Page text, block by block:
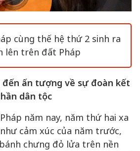
cùng thế hệ thứ 2 sinh ra
lên trên đất Pháp
đến ấn tượng về sự đoàn kết
dân tộc
năm nay, năm thứ hai xa
cảm xúc của năm trước,
chưng đỏ lửa trên nền